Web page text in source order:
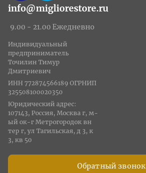
info@migliorestore.ru
9.00 - 21.00 Ежедневно
Обратный звонок
Индивидуальный
предприниматель
Точилин Тимур
Дмитриевич
ИНН 772874566189 ОГРНИП
325508100020350
Юридический адрес:
107143, Россия, Москва г, м-
ый ок-г Метрогородок вн
тер г, ул Тагильская, д 3, к
3, кв 50